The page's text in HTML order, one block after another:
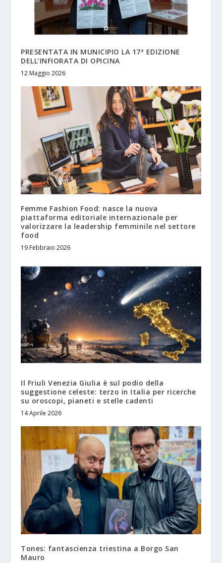
PRESENTATA IN MUNICIPIO LA 17ª EDIZIONE
DELL’INFIORATA DI OPICINA
12 Maggio 2026
Femme Fashion Food: nasce la nuova
piattaforma editoriale internazionale per
valorizzare la leadership femminile nel settore
food
19 Febbraio 2026
Il Friuli Venezia Giulia è sul podio della
suggestione celeste: terzo in Italia per ricerche
su oroscopi, pianeti e stelle cadenti
14 Aprile 2026
Tones: fantascienza triestina a Borgo San
Mauro